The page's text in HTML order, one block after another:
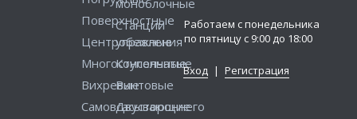
Работаем с понедельника
по пятницу с 9:00 до 18:00
Вход | Регистрация
Поверхностные
Центробежные
Многоступенчатые
Вихревые
Самовсасывающие
Станции
управления
Консольные
Винтовые
Двустороннего